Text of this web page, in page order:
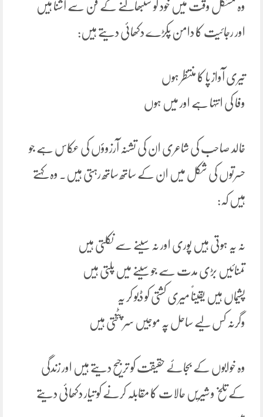
وہ مشکل وقت میں خود کو سنبھالنے کے فن سے آشنا ہیں
اور رجائیت کا دامن پکڑے دکھائی دیتے ہیں:
تیری آواز پا کا منتظر ہوں
وفا کی انتہا ہے اور میں ہوں
خالد صاحب کی شاعری ان کی تشنہ آرزوؤں کی عکاس ہے جو
حسرتوں کی شکل میں ان کے ساتھ ساتھ رہتی ہیں. وہ کہتے
ہیں کہ:
نہ یہ ہوتی ہیں پوری اور نہ سینے سے نکلتی ہیں
تمنائیں بڑی مدت سے جو سینے میں پلتی ہیں
پشیماں ہیں یقیناً میری کشتی کو ڈبو کر یہ
وگرنہ کس لیے ساحل پہ موجیں سر پٹختی ہیں
وہ خوابوں کے بجائے حقیقت کو ترجیح دیتے ہیں اور زندگی
کے تلخ و شیریں حالات کا مقابلہ کرنے کو تیار دکھائی دیتے